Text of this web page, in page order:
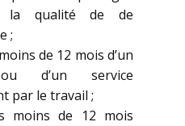
la qualité de de
;
de 12 mois d’un
ou d’un service
par le travail ;
moins de 12 mois